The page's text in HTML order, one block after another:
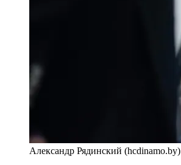
Александр Рядинский (hcdinamo.by)